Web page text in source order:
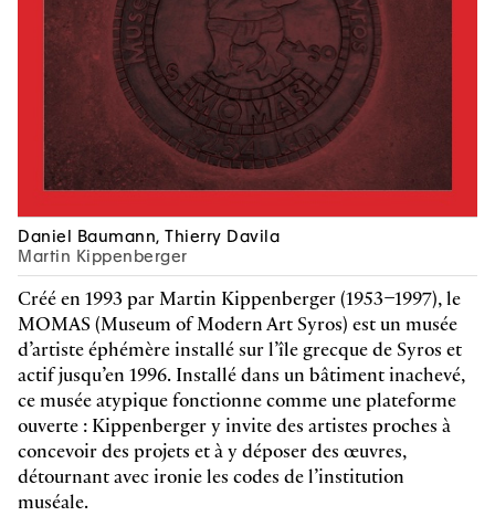
Tishan Hsu
co-édité avec Verlag der Buchhandlung
Walther und Franz König
reproductions couleurs et noir & blanc
Anglais
2025, 184 pages
22.5 x 30.5 cm, hardcover
9783753309422
49 CHF
Michel Collet, Sophie Costes
Robert Filliou
reproductions couleurs et noir & blanc
2025, 104 pages
16 x 23 cm, softcover
9782940656134
Z
Michel Collet, Sophie Costes
Robert Filliou
Daniel Baumann, Thierry Davila
Martin Kippenberger
Créé en 1993 par Martin Kippenberger (1953–1997), le
MOMAS (Museum of Modern Art Syros) est un musée
d’artiste éphémère installé sur l’île grecque de Syros et
actif jusqu’en 1996. Installé dans un bâtiment inachevé,
ce musée atypique fonctionne comme une plateforme
ouverte : Kippenberger y invite des artistes proches à
concevoir des projets et à y déposer des œuvres,
détournant avec ironie les codes de l’institution
muséale.